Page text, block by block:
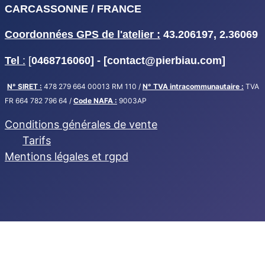
CARCASSONNE / FRANCE
Coordonnées GPS de l'atelier : 43.206197, 2.36069
Tel : [0468716060] - [contact@pierbiau.com]
N° SIRET : 478 279 664 00013 RM 110 / N° TVA intracommunautaire : TVA
FR 664 782 796 64 / Code NAFA : 9003AP
Conditions générales de vente
Tarifs
Mentions légales et rgpd